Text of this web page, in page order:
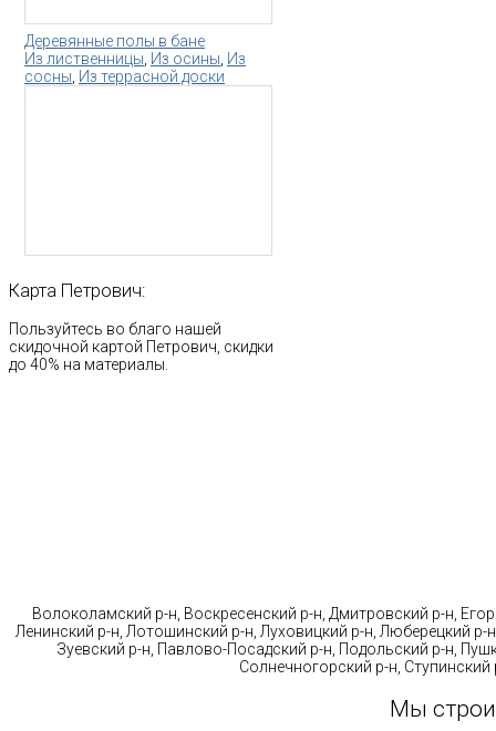
Деревянные полы в бане
Из лиственницы Из осины Из
сосны Из террасной доски
Карта Петрович:
Пользуйтесь во благо нашей
скидочной картой Петрович, скидки
до 40% на материалы.
Волоколамский р-н, Воскресенский р-н, Дмитровский р-н,
Ленинский р-н, Лотошинский р-н, Луховицкий р-н, Люберецкий
Зуевский р-н, Павлово-Посадский р-н, Подольский р-н,
Солнечногорский р-н,
Мы